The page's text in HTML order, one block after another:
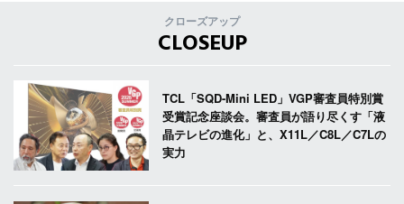
クローズアップ
CLOSEUP
TCL「SQD-Mini LED」VGP審査員特別賞
受賞記念座談会。審査員が語り尽くす「液
晶テレビの進化」と、X11L／C8L／C7Lの
実力